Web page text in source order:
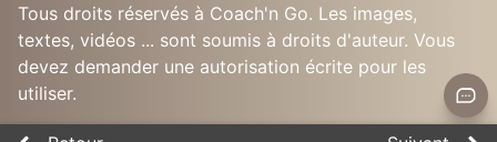
Tous droits réservés à Coach'n Go. Les images,
textes, vidéos ... sont soumis à droits d'auteur. Vous
devez demander une autorisation écrite pour les
utiliser.